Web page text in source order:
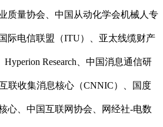
质量协会、中国从动化学会机械人专
际电信联盟（ITU）、亚太线缆财产
Research、中国消息通信研
联收集消息核心（CNNIC）、国度
心、中国互联网协会、网经社-电数